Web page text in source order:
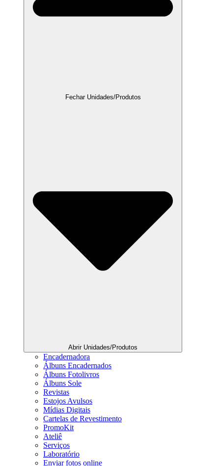
Fechar Unidades/Produtos
Abrir Unidades/Produtos
Encadernadora
Álbuns Encadernados
Álbuns Fotolivros
Álbuns Sole
Revistas
Estojos Avulsos
Mídias Digitais
Cartelas de Revestimento
PromoKit
Ateliê
Serviços
Laboratório
Enviar fotos online